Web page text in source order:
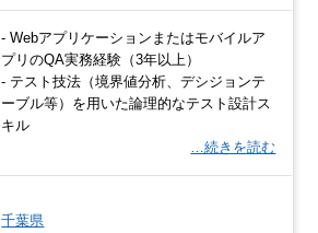
- Webアプリケーションまたはモバイルア
プリのQA実務経験（3年以上）
- テスト技法（境界値分析、デシジョンテ
ーブル等）を用いた論理的なテスト設計ス
キル
…続きを読む
千葉県